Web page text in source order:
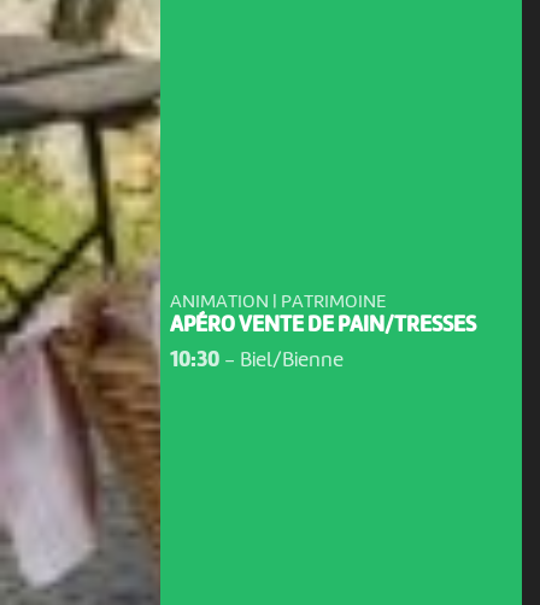
ANIMATION | PATRIMOINE
APÉRO VENTE DE PAIN/TRESSES
10:30- Biel/Bienne